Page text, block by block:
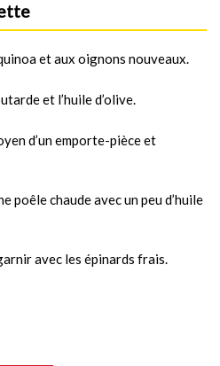
et aux oignons nouveaux.
et l’huile d’olive.
d’un emporte-pièce et
poêle chaude avec un peu d’huile
avec les épinards frais.